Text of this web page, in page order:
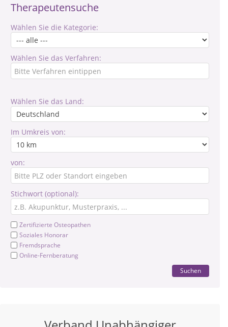
Therapeutensuche
Wählen Sie die Kategorie:
Wählen Sie das Verfahren:
Wählen Sie das Land:
Im Umkreis von:
von:
Stichwort (optional):
Zertifizierte Osteopathen
Soziales Honorar
Fremdsprache
Online-Fernberatung
Suchen